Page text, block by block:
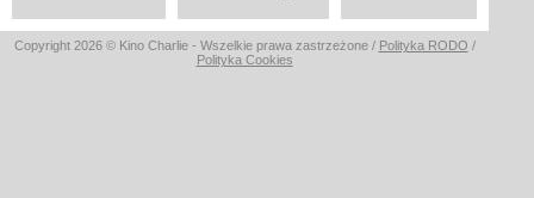
Copyright 2026 © Kino Charlie - Wszelkie prawa zastrzeżone / Polityka RODO /
Polityka Cookies